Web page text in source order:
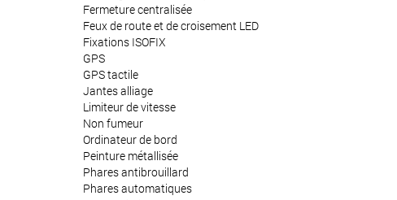
Fermeture centralisée
Feux de route et de croisement LED
Fixations ISOFIX
GPS
GPS tactile
Jantes alliage
Limiteur de vitesse
Non fumeur
Ordinateur de bord
Peinture métallisée
Phares antibrouillard
Phares automatiques